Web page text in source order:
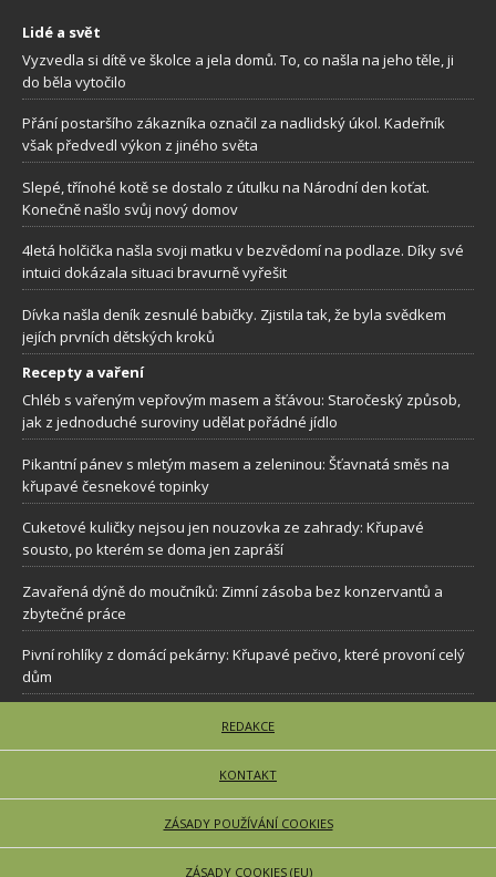
Lidé a svět
Vyzvedla si dítě ve školce a jela domů. To, co našla na jeho těle, ji
do běla vytočilo
Přání postaršího zákazníka označil za nadlidský úkol. Kadeřník
však předvedl výkon z jiného světa
Slepé, třínohé kotě se dostalo z útulku na Národní den koťat.
Konečně našlo svůj nový domov
4letá holčička našla svoji matku v bezvědomí na podlaze. Díky své
intuici dokázala situaci bravurně vyřešit
Dívka našla deník zesnulé babičky. Zjistila tak, že byla svědkem
jejích prvních dětských kroků
Recepty a vaření
Chléb s vařeným vepřovým masem a šťávou: Staročeský způsob,
jak z jednoduché suroviny udělat pořádné jídlo
Pikantní pánev s mletým masem a zeleninou: Šťavnatá směs na
křupavé česnekové topinky
Cuketové kuličky nejsou jen nouzovka ze zahrady: Křupavé
sousto, po kterém se doma jen zapráší
Zavařená dýně do moučníků: Zimní zásoba bez konzervantů a
zbytečné práce
Pivní rohlíky z domácí pekárny: Křupavé pečivo, které provoní celý
dům
REDAKCE
KONTAKT
ZÁSADY POUŽÍVÁNÍ COOKIES
ZÁSADY COOKIES (EU)